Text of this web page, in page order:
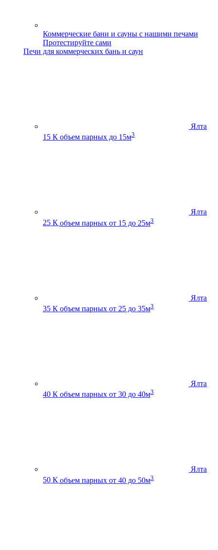
Коммерческие бани и сауны с нашими печами
Протестируйте сами
Печи для коммерческих бань и саун
Ялта
15 К объем парных до 15м3
Ялта
25 К объем парных от 15 до 25м3
Ялта
35 К объем парных от 25 до 35м3
Ялта
40 К объем парных от 30 до 40м3
Ялта
50 К объем парных от 40 до 50м3